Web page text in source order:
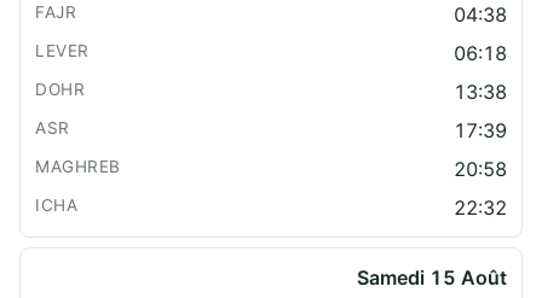
04:38
06:18
13:38
17:39
20:58
22:32
Samedi 15 Août